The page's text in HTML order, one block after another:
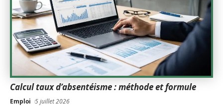
Calcul taux d’absentéisme : méthode et formule
Emploi 5 juillet 2026